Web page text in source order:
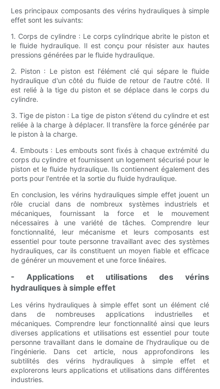
Les principaux composants des vérins hydrauliques à simple
effet sont les suivants:
1. Corps de cylindre : Le corps cylindrique abrite le piston et
le fluide hydraulique. Il est conçu pour résister aux hautes
pressions générées par le fluide hydraulique.
2. Piston : Le piston est l'élément clé qui sépare le fluide
hydraulique d'un côté du fluide de retour de l'autre côté. Il
est relié à la tige du piston et se déplace dans le corps du
cylindre.
3. Tige de piston : La tige de piston s'étend du cylindre et est
reliée à la charge à déplacer. Il transfère la force générée par
le piston à la charge.
4. Embouts : Les embouts sont fixés à chaque extrémité du
corps du cylindre et fournissent un logement sécurisé pour le
piston et le fluide hydraulique. Ils contiennent également des
ports pour l'entrée et la sortie du fluide hydraulique.
En conclusion, les vérins hydrauliques simple effet jouent un
rôle crucial dans de nombreux systèmes industriels et
mécaniques, fournissant la force et le mouvement
nécessaires à une variété de tâches. Comprendre leur
fonctionnalité, leur mécanisme et leurs composants est
essentiel pour toute personne travaillant avec des systèmes
hydrauliques, car ils constituent un moyen fiable et efficace
de générer un mouvement et une force linéaires.
- Applications et utilisations des vérins
hydrauliques à simple effet
Les vérins hydrauliques à simple effet sont un élément clé
dans de nombreuses applications industrielles et
mécaniques. Comprendre leur fonctionnalité ainsi que leurs
diverses applications et utilisations est essentiel pour toute
personne travaillant dans le domaine de l’hydraulique ou de
l’ingénierie. Dans cet article, nous approfondirons les
subtilités des vérins hydrauliques à simple effet et
explorerons leurs applications et utilisations dans différentes
industries.